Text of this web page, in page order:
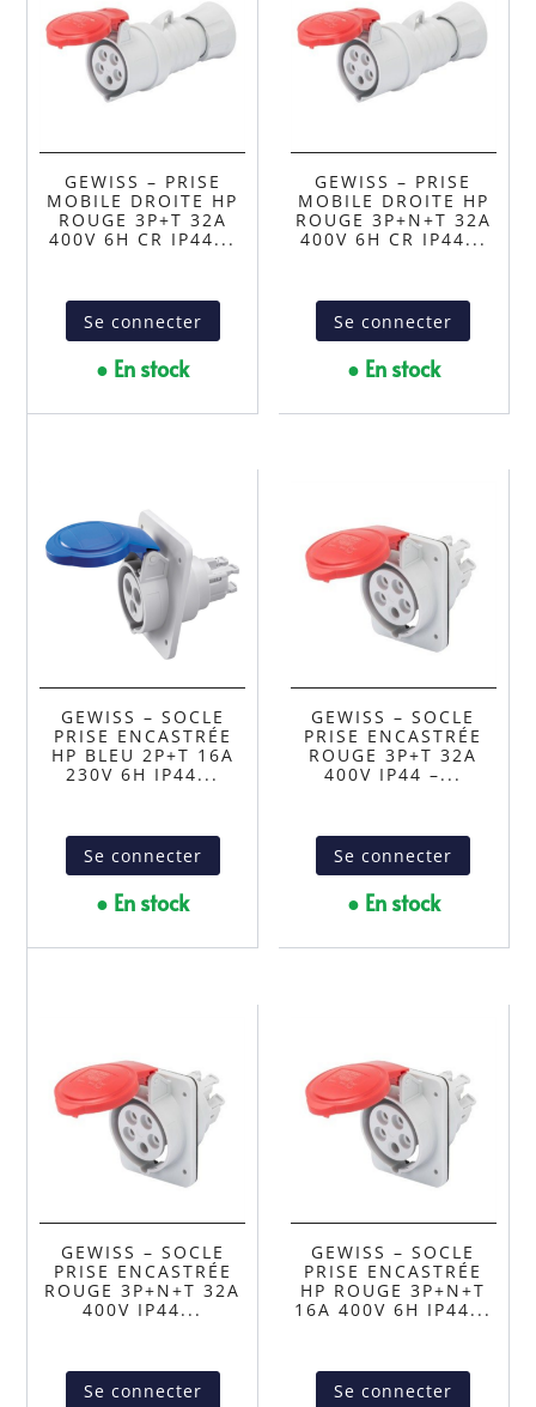
GEWISS – PRISE
MOBILE DROITE HP
ROUGE 3P+T 32A
400V 6H CR IP44...
Se connecter
● En stock
GEWISS – PRISE
MOBILE DROITE HP
ROUGE 3P+N+T 32A
400V 6H CR IP44...
Se connecter
● En stock
GEWISS – SOCLE
PRISE ENCASTRÉE
HP BLEU 2P+T 16A
230V 6H IP44...
Se connecter
● En stock
GEWISS – SOCLE
PRISE ENCASTRÉE
ROUGE 3P+T 32A
400V IP44 –...
Se connecter
● En stock
GEWISS – SOCLE
PRISE ENCASTRÉE
ROUGE 3P+N+T 32A
400V IP44...
Se connecter
GEWISS – SOCLE
PRISE ENCASTRÉE
HP ROUGE 3P+N+T
16A 400V 6H IP44...
Se connecter